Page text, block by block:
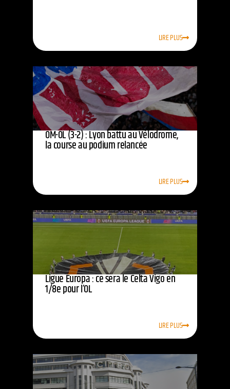
LIRE PLUS
OM-OL (3-2) : Lyon battu au Vélodrome,
la course au podium relancée
LIRE PLUS
Ligue Europa : ce sera le Celta Vigo en
1/8e pour l’OL
LIRE PLUS